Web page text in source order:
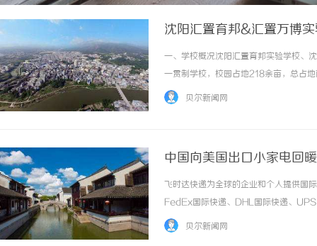
沈阳汇置育邦&汇置万博
一、学校概况沈阳汇置育邦实验学校、
一贯制学校，校园占地218余亩，总占
浓厚，文脉赓续。学校办学起点高、硬
贝尔新闻网
中国向美国出口小家电回
飞时达快递官网
飞时达快递为全球的企业和个人提供国
FedEx国际快递、DHL国际快递、
务。欧洲.美洲.非洲.东南亚促销价格
贝尔新闻网